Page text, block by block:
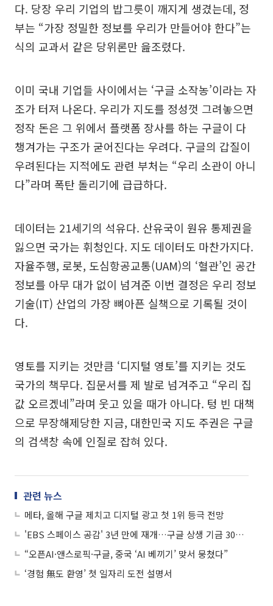
다. 당장 우리 기업의 밥그릇이 깨지게 생겼는데, 정
부는 “가장 정밀한 정보를 우리가 만들어야 한다”는
식의 교과서 같은 당위론만 읊조렸다.
이미 국내 기업들 사이에서는 ‘구글 소작농’이라는 자
조가 터져 나온다. 우리가 지도를 정성껏 그려놓으면
정작 돈은 그 위에서 플랫폼 장사를 하는 구글이 다
챙겨가는 구조가 굳어진다는 우려다. 구글의 갑질이
우려된다는 지적에도 관련 부처는 “우리 소관이 아니
다”라며 폭탄 돌리기에 급급하다.
데이터는 21세기의 석유다. 산유국이 원유 통제권을
잃으면 국가는 휘청인다. 지도 데이터도 마찬가지다.
자율주행, 로봇, 도심항공교통(UAM)의 ‘혈관’인 공간
정보를 아무 대가 없이 넘겨준 이번 결정은 우리 정보
기술(IT) 산업의 가장 뼈아픈 실책으로 기록될 것이
다.
영토를 지키는 것만큼 ‘디지털 영토’를 지키는 것도
국가의 책무다. 집문서를 제 발로 넘겨주고 “우리 집
값 오르겠네”라며 웃고 있을 때가 아니다. 텅 빈 대책
으로 무장해제당한 지금, 대한민국 지도 주권은 구글
의 검색창 속에 인질로 잡혀 있다.
관련 뉴스
메타, 올해 구글 제치고 디지털 광고 첫 1위 등극 전망
'EBS 스페이스 공감' 3년 만에 재개…구글 상생 기금 300억 출연 결실
“오픈AI·앤스로픽·구글, 중국 ‘AI 베끼기’ 맞서 뭉쳤다”
‘경험 無도 환영’ 첫 일자리 도전 설명서